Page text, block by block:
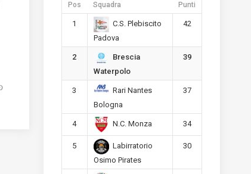
Pos Squadra Punti
1
C.S. Plebiscito
Padova
42
2
Brescia
Waterpolo
39
3
Rari Nantes
Bologna
37
4 N.C. Monza 34
5
Labirratorio
Osimo Pirates
30